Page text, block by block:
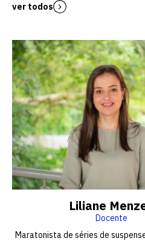
ver todos
Liliane
Docente
Maratonista de séries de